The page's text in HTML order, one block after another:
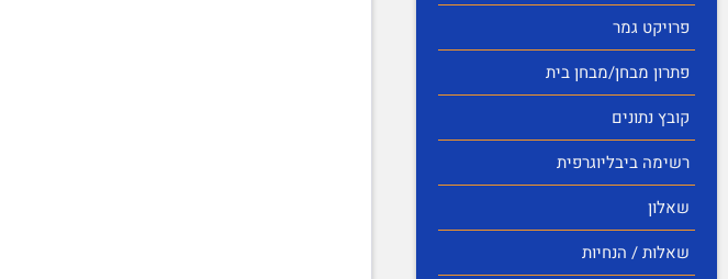
פרויקט גמר
פתרון מבחן/מבחן בית
קובץ נתונים
רשימה ביבליוגרפית
שאלון
שאלות / הנחיות